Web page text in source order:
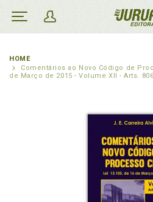
HOME
Comentários ao Novo Código de
de Março de 2015 - Volume XII - Arts.